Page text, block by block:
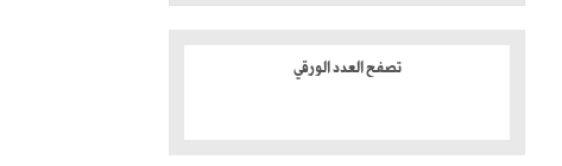
تصفح العدد الورقي